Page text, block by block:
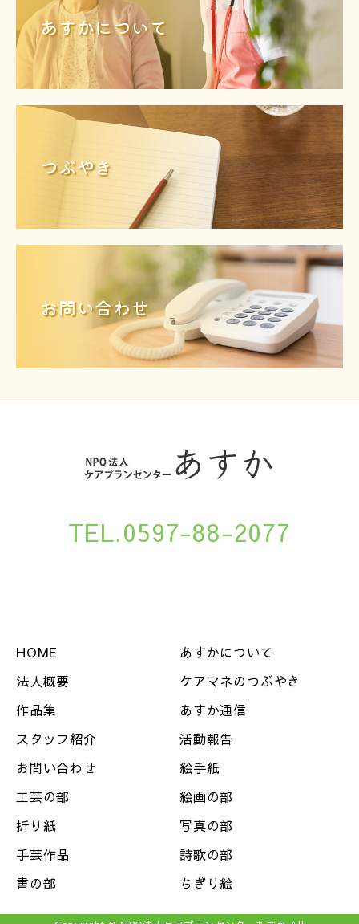
あすかについて
つぶやき
お問い合わせ
TEL.0597-88-2077
HOME
あすかについて
法人概要
ケアマネのつぶやき
作品集
あすか通信
スタッフ紹介
活動報告
お問い合わせ
絵手紙
工芸の部
絵画の部
折り紙
写真の部
手芸作品
詩歌の部
書の部
ちぎり絵